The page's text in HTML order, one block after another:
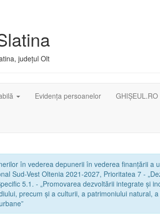
județul Olt
Evidența persoanelor GHIȘEUL.RO
în vederea depunerii în vederea finanțării a
Sud-Vest Oltenia 2021-2027, Prioritatea 7 -
5.1. - „Promovarea dezvoltării integrate și
precum și a culturii, a patrimoniului natural,